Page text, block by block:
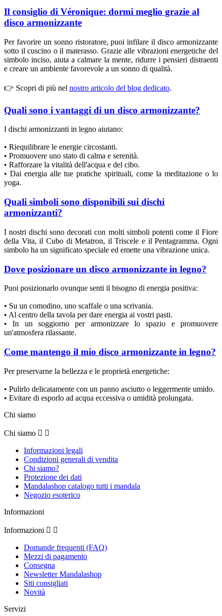
Il consiglio di Véronique: dormi meglio grazie al
disco armonizzante
Per favorire un sonno ristoratore, puoi infilare il disco armonizzante
sotto il cuscino o il materasso. Grazie alle vibrazioni energetiche del
simbolo inciso, aiuta a calmare la mente, ridurre i pensieri distraenti
e creare un ambiente favorevole a un sonno di qualità.
👉 Scopri di più nel nostro articolo del blog dedicato.
Quali sono i vantaggi di un disco armonizzante?
I dischi armonizzanti in legno aiutano:
• Riequilibrare le energie circostanti.
• Promuovere uno stato di calma e serenità.
• Rafforzare la vitalità dell'acqua e del cibo.
• Dai energia alle tue pratiche spirituali, come la meditazione o lo
yoga.
Quali simboli sono disponibili sui dischi
armonizzanti?
I nostri dischi sono decorati con molti simboli potenti come il Fiore
della Vita, il Cubo di Metatron, il Triscele e il Pentagramma. Ogni
simbolo ha un significato speciale ed emette una vibrazione unica.
Dove posizionare un disco armonizzante in legno?
Puoi posizionarlo ovunque senti il bisogno di energia positiva:
• Su un comodino, uno scaffale o una scrivania.
• Al centro della tavola per dare energia ai vostri pasti.
• In un soggiorno per armonizzare lo spazio e promuovere
un'atmosfera rilassante.
Come mantengo il mio disco armonizzante in legno?
Per preservarne la bellezza e le proprietà energetiche:
• Pulirlo delicatamente con un panno asciutto o leggermente umido.
• Evitare di esporlo ad acqua eccessiva o umidità prolungata.
Chi siamo
Chi siamo  
Informazioni legali
Condizioni generali di vendita
Chi siamo?
Protezione dei dati
Mandalashop catalogo tutti i mandala
Negozio esoterico
Informazioni
Informazioni  
Domande frequenti (FAQ)
Mezzi di pagamento
Consegna
Newsletter Mandalashop
Siti consigliati
Novità
Servizi